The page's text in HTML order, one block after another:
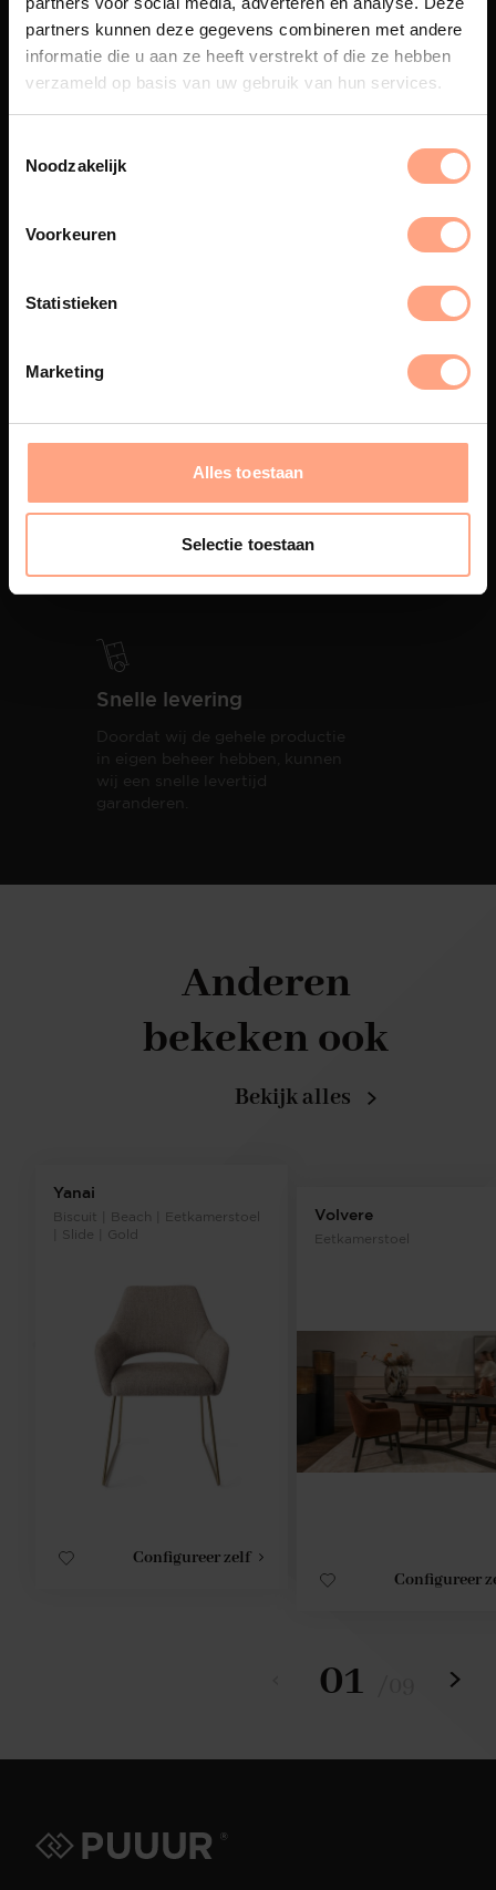
partners kunnen deze gegevens combineren met andere
informatie die u aan ze heeft verstrekt of die ze hebben
verzameld op basis van uw gebruik van hun services.
Noodzakelijk
Voorkeuren
Statistieken
Marketing
Alles toestaan
Selectie toestaan
Maatwerk
Een exclusieve handgemaakte
beleving, waar Nederlands
Spuiterij
eigen spuiterij afgewerkt met
Interieur inrichting
PUUUR biedt volledige
oplevering,met als resultaat een
totale woonbeleving.
Snelle levering
Doordat wij de gehele productie
in eigen beheer hebben, kunnen
wij een snelle levertijd
garanderen.
Yanai
Biscuit | Beach | Eetkamerstoel
| Slide | Gold
Configureer zelf
Volvere
Eetkamerstoel
Configureer
Anderen
bekeken ook
Bekijk alles
01